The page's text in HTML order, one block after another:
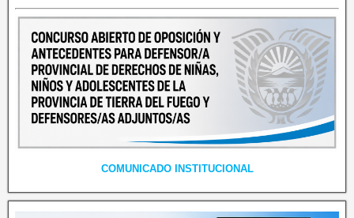
COMUNICADO INSTITUCIONAL